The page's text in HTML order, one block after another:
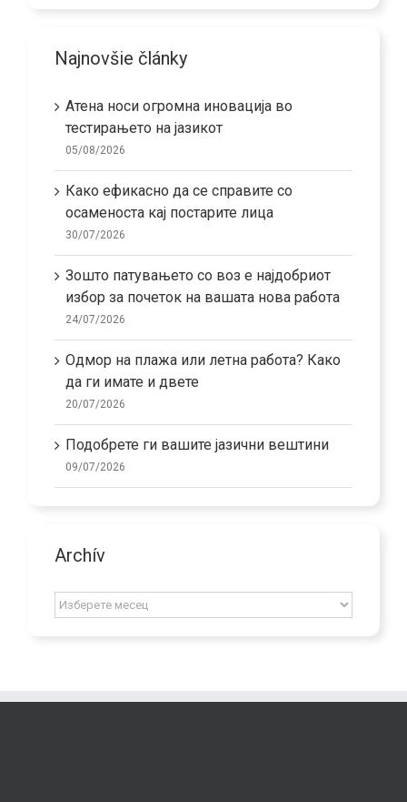
Najnovšie články
Атена носи огромна иновација во
тестирањето на јазикот
05/08/2026
Како ефикасно да се справите со
осаменоста кај постарите лица
30/07/2026
Зошто патувањето со воз е најдобриот
избор за почеток на вашата нова работа
24/07/2026
Одмор на плажа или летна работа? Како
да ги имате и двете
20/07/2026
Подобрете ги вашите јазични вештини
09/07/2026
Archív
Archív